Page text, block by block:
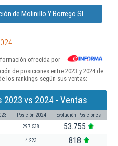
de Molinillo Y Borrego Sl.
ofrecida por
de posiciones entre 2023 y 2024 de
los rankings según sus ventas:
vs 2024 - Ventas
Posición 2024 Evolución Posiciones
297.538 53.755
4.223 818